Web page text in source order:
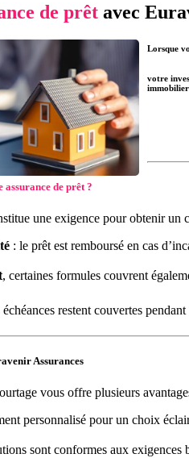
de prêt avec
Lorsque
votre
immobilier
assurance de prêt ?
une exigence pour obtenir un
: le prêt est remboursé en cas
, certaines formules couvrent
échéances restent couvertes
Assurances
vous offre plusieurs
personnalisé pour un choix
sont conformes aux exigences